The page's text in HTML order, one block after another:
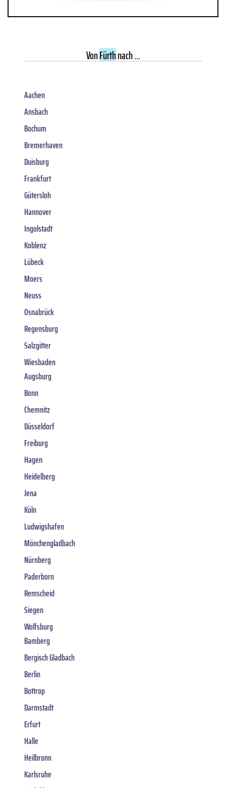
VonFürthnach ...
Aachen
Ansbach
Bochum
Bremerhaven
Duisburg
Frankfurt
Gütersloh
Hannover
Ingolstadt
Koblenz
Lübeck
Moers
Neuss
Osnabrück
Regensburg
Salzgitter
Wiesbaden
Augsburg
Bonn
Chemnitz
Düsseldorf
Freiburg
Hagen
Heidelberg
Jena
Köln
Ludwigshafen
Mönchengladbach
Nürnberg
Paderborn
Remscheid
Siegen
Wolfsburg
Bamberg
Bergisch Gladbach
Berlin
Bottrop
Darmstadt
Erfurt
Halle
Heilbronn
Karlsruhe